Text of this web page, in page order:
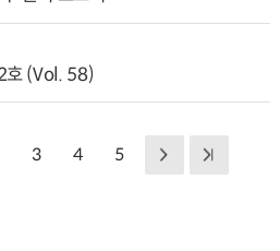
호 (Vol. 58)
3 4 5